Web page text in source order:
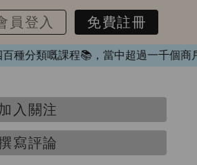
類嘅課程📚，當中超過一千個商
員登入 免費註冊
入關注
寫評論